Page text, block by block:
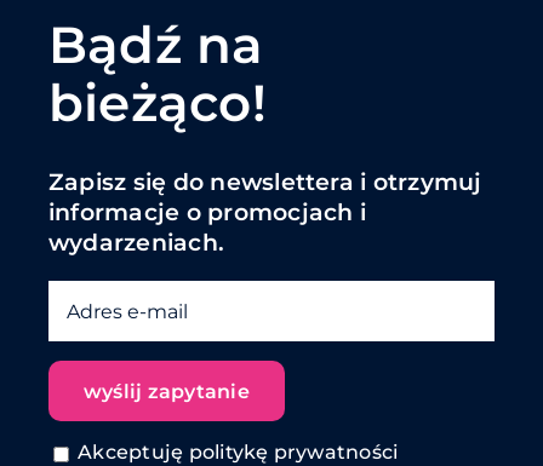
Bądź na
bieżąco!
Zapisz się do newslettera i otrzymuj
informacje o promocjach i
wydarzeniach.
Akceptuję politykę prywatności